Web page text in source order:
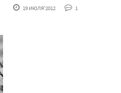
19 ИЮЛЯ'2012 1